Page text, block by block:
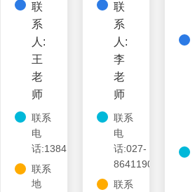
联
系
人:
王
老
师
联系
电
话:13841327197
联系
地
联
系
人:
李
老
师
联系
电
话:027-
86411903
联系